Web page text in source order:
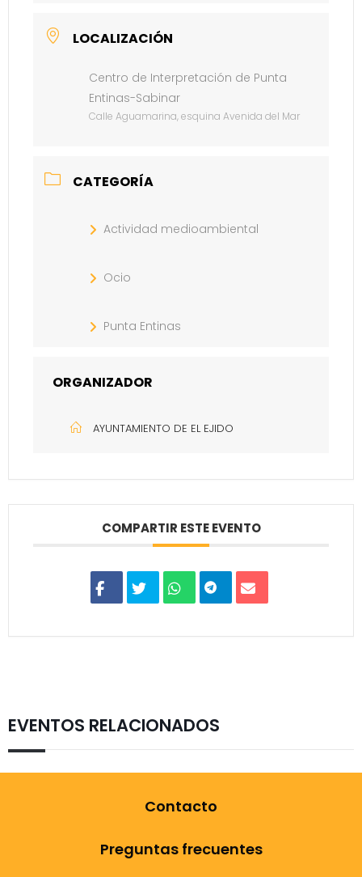
LOCALIZACIÓN
Centro de Interpretación de Punta
Entinas-Sabinar
Calle Aguamarina, esquina Avenida del Mar
CATEGORÍA
Actividad medioambiental
Ocio
Punta Entinas
ORGANIZADOR
AYUNTAMIENTO DE EL EJIDO
COMPARTIR ESTE EVENTO
EVENTOS RELACIONADOS
Contacto
Preguntas frecuentes